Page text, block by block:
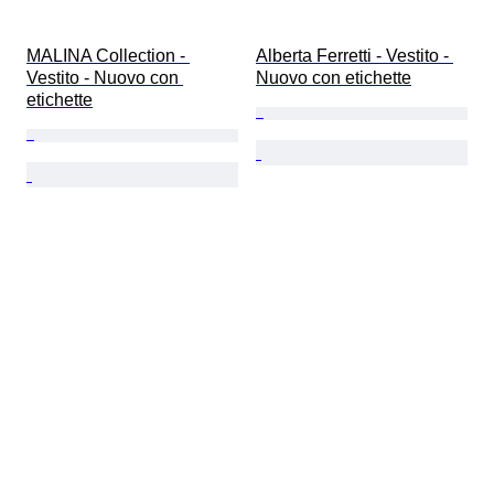
MALINA Collection -
Vestito - Nuovo con
etichette
Alberta Ferretti - Vestito -
Nuovo con etichette